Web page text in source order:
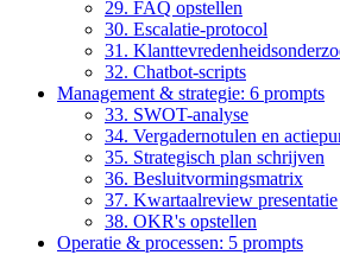
29. FAQ opstellen
30. Escalatie-protocol
31.
32. Chatbot-scripts
Management & strategie: 6 prompts
33. SWOT-analyse
34. Vergadernotulen en
35. Strategisch plan schrijven
36. Besluitvormingsmatrix
37. Kwartaalreview presentatie
38. OKR's opstellen
Operatie & processen: 5 prompts